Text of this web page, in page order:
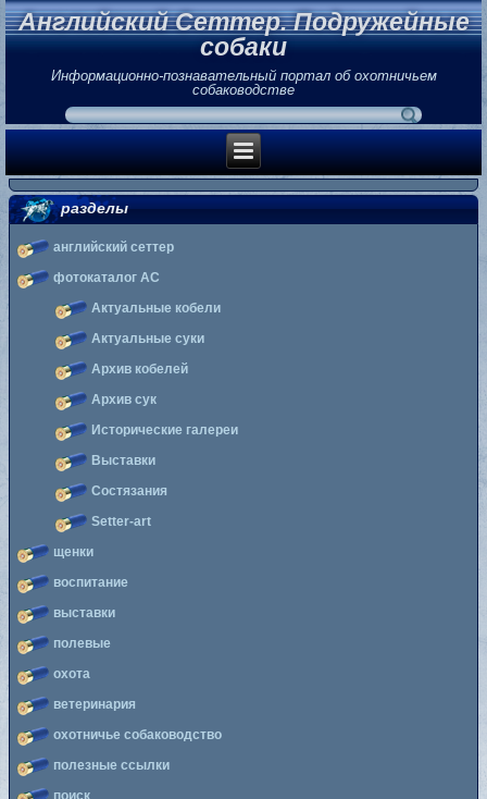
Английский Сеттер. Подружейные
собаки
Информационно-познавательный портал об охотничьем
собаководстве
разделы
английский сеттер
фотокаталог АС
Актуальные кобели
Актуальные суки
Архив кобелей
Архив сук
Исторические галереи
Выставки
Состязания
Setter-art
щенки
воспитание
выставки
полевые
охота
ветеринария
охотничье собаководство
полезные ссылки
поиск